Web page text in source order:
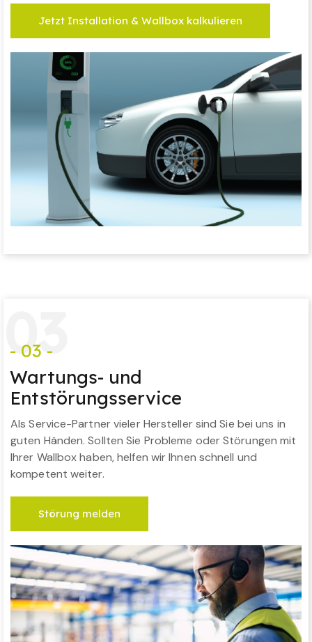
Jetzt Installation & Wallbox kalkulieren
03
- 03 -
Wartungs- und
Entstörungsservice
Als Service-Partner vieler Hersteller sind Sie bei uns in
guten Händen. Sollten Sie Probleme oder Störungen mit
Ihrer Wallbox haben, helfen wir Ihnen schnell und
kompetent weiter.
Störung melden